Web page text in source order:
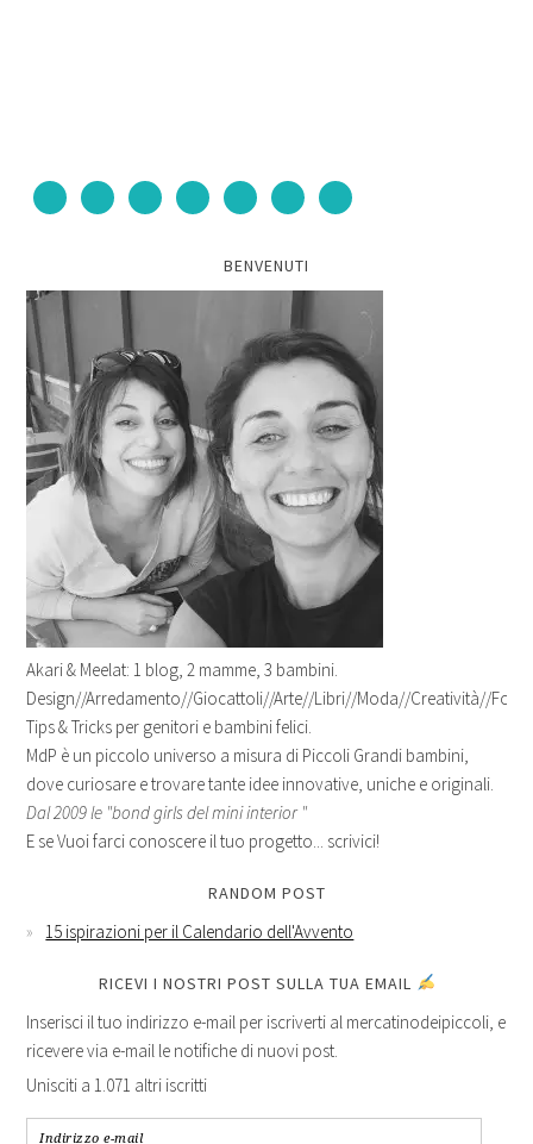
BENVENUTI
Akari & Meelat: 1 blog, 2 mamme, 3 bambini.
Design//Arredamento//Giocattoli//Arte//Libri//Moda//Creatività//
Tips & Tricks per genitori e bambini felici.
MdP è un piccolo universo a misura di Piccoli Grandi bambini,
dove curiosare e trovare tante idee innovative, uniche e originali.
Dal 2009 le "bond girls del mini interior "
E se Vuoi farci conoscere il tuo progetto... scrivici!
RANDOM POST
15 ispirazioni per il Calendario dell'Avvento
RICEVI I NOSTRI POST SULLA TUA EMAIL
Inserisci il tuo indirizzo e-mail per iscriverti al mercatinodeipiccoli, e
ricevere via e-mail le notifiche di nuovi post.
Unisciti a 1.071 altri iscritti
Indirizzo